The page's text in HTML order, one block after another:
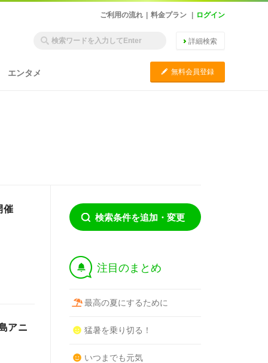
ご利用の流れ 料金プラン ログイン
詳細検索
エンタメ C 無料会員登録
催
アニ
検索条件を追加・変更
† 注目のまとめ
最高の夏にするために
猛暑を乗り切る！
いつまでも元気